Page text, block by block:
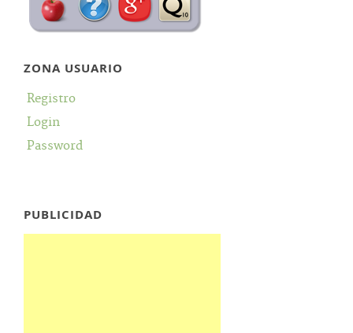
ZONA USUARIO
Registro
Login
Password
PUBLICIDAD